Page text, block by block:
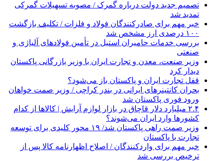
تصمیم جدید دولت درباره گمرک / مصوبه تسهیلات گمرکی
تمدید شد
خبر مهم برای صادرکنندگان فولاد و فلزات / تکلیف بازگشت
۱۰۰ درصدی ارز مشخص شد
بررسی خدمات حامیران استیل در تأمین فولادهای آلیاژی و
صنعتی
وزیر صنعت، معدن و تجارت ایران با وزیر بازرگانی پاکستان
دیدار کرد
قفل تجارت ایران و پاکستان باز می‌شود؟
بحران کانتینر‌های ایرانی در بندر کراچی / وزیر صمت خواهان
ورود فوری پاکستان شد
۲.۴ میلیارد دلار قاچاق در بازار لوازم آرایش | کالاها از کدام
کشورها وارد ایران می‌شوند؟
وزیر صمت راهی پاکستان شد/ ۱۹ محور کلیدی برای توسعه
تجارت با پاکستان
خبر مهم برای واردکنندگان / اصلاح اظهارنامه کالا پس از
ترخیص بررسی شد